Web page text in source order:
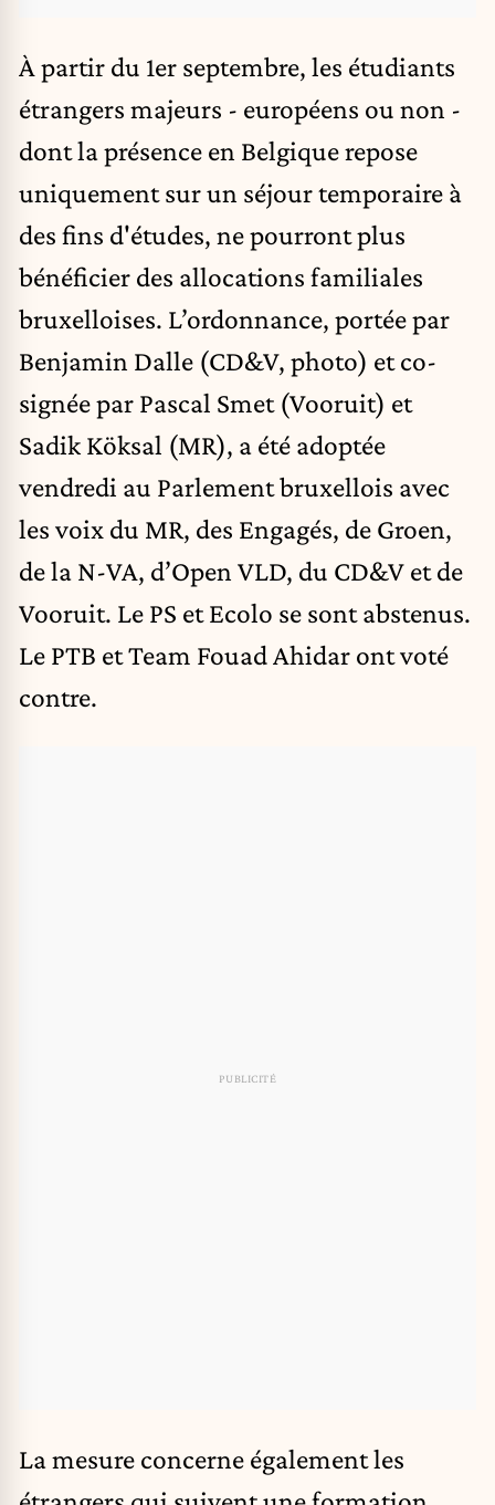
À partir du 1er septembre, les étudiants
étrangers majeurs - européens ou non -
dont la présence en Belgique repose
uniquement sur un séjour temporaire à
des fins d'études, ne pourront plus
bénéficier des allocations familiales
bruxelloises. L’ordonnance, portée par
Benjamin Dalle (CD&V, photo) et co-
signée par Pascal Smet (Vooruit) et
Sadik Köksal (MR), a été adoptée
vendredi au Parlement bruxellois avec
les voix du MR, des Engagés, de Groen,
de la N-VA, d’Open VLD, du CD&V et de
Vooruit. Le PS et Ecolo se sont abstenus.
Le PTB et Team Fouad Ahidar ont voté
contre.
La mesure concerne également les